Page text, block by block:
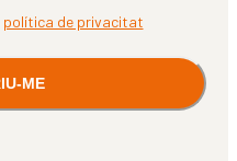
política de privacitat